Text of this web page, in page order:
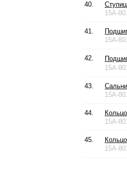
40.
15A-
41.
15A-
42.
15A-
43.
15A-
44.
15A-
45.
15A-